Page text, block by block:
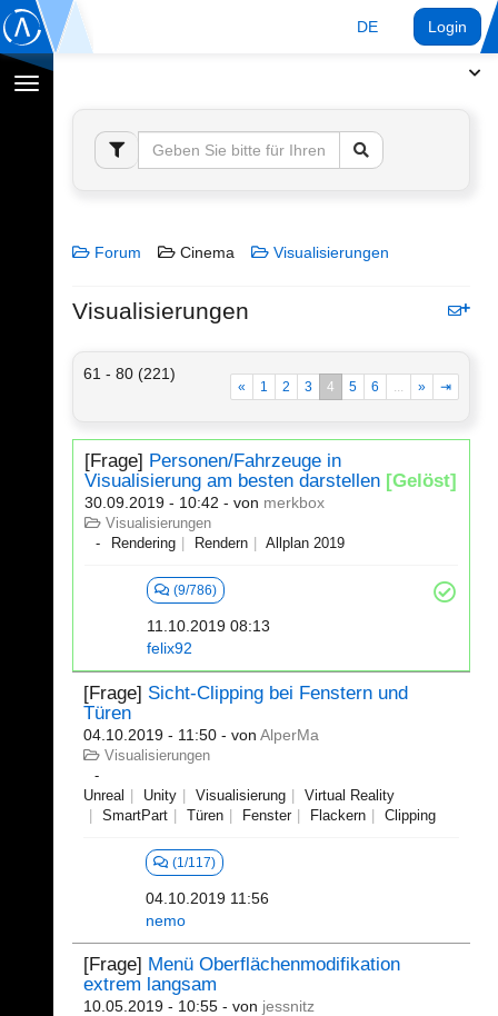
DE Login
Navigation
umschalten
Forum Cinema Visualisierungen
Visualisierungen
61 - 80 (221)
« 1 2 3 4 5 6 ... » ⇥
[Frage] Personen/Fahrzeuge in
Visualisierung am besten darstellen [Gelöst]
30.09.2019 - 10:42 - von merkbox
Visualisierungen
Rendering
Rendern Allplan 2019
(9/786)
11.10.2019 08:13
felix92
[Frage] Sicht-Clipping bei Fenstern und
Türen
04.10.2019 - 11:50 - von AlperMa
Visualisierungen
Unreal Unity Visualisierung
Virtual Reality
SmartPart
Türen Fenster Flackern Clipping
(1/117)
04.10.2019 11:56
nemo
[Frage] Menü Oberflächenmodifikation
extrem langsam
10.05.2019 - 10:55 - von jessnitz